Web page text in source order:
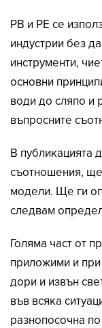
PB и PE се
индустрии без
инструменти,
основни
води до сляпо и
въпросните
В публикацията
съотношения,
модели. Ще ги
следвам
Голяма част от
приложими и при
дори и извън
във всяка
разнопосочна